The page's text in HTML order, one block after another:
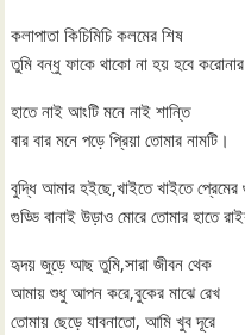
কলাপাতা কিচিমিচি কলমের শিষ
তুমি বন্ধু ফাকে থাকো না হয় হবে
হাতে নাই আংটি মনে নাই শান্তি
বার বার মনে পড়ে প্রিয়া তোমার নামটি।
বুদ্ধি আমার হইছে,খাইতে খাইতে প্রেমের
গুড্ডি বানাই উড়াও মোরে তোমার হাতে
হৃদয় জুড়ে আছ তুমি,সারা জীবন থেক
আমায় শুধু আপন করে,বুকের মাঝে রেখ
তোমায় ছেড়ে যাবনাতো, আমি খুব দূরে